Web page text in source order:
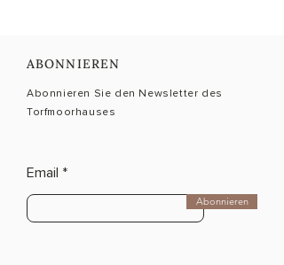
ABONNIEREN
Abonnieren Sie den Newsletter des
Torfmoorhauses
Email
Abonnieren